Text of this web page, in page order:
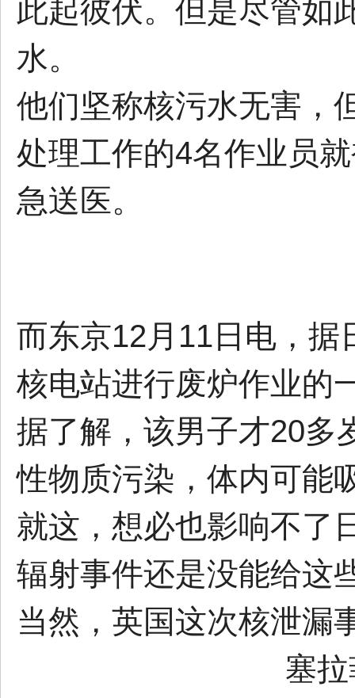
此起彼伏。但是尽管如
水。
他们坚称核污水无害，
处理工作的4名作业员
急送医。
而东京12月11日电，据
核电站进行废炉作业的
据了解，该男子才20多
性物质污染，体内可能
就这，想必也影响不了
辐射事件还是没能给这
当然，英国这次核泄漏
塞